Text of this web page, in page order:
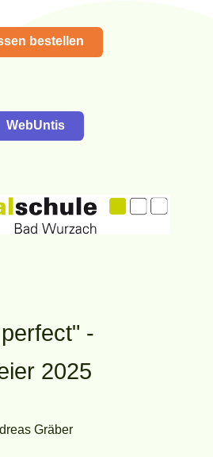
bestellen
WebUntis
-
2025
Gräber